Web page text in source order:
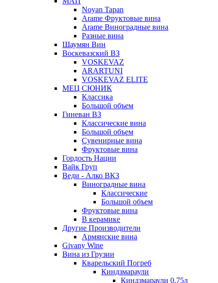
Noyan Tapan
Arame Фруктовые вина
Arame Виноградные вина
Разные вина
Шаумян Вин
Воскевазский ВЗ
VOSKEVAZ
ARARTUNI
VOSKEVAZ ELITE
МЕЦ СЮНИК
Классика
Большой объем
Гиневан ВЗ
Классические вина
Большой объем
Сувенирные вина
Фруктовые вина
Гордость Нации
Вайк Груп
Веди - Алко ВКЗ
Виноградные вина
Классические
Большой объем
Фруктовые вина
В керамике
Другие Производители
Армянские вина
Givany Wine
Вина из Грузии
Кварельский Погреб
Киндзмараули
Киндзмараули 0,75л